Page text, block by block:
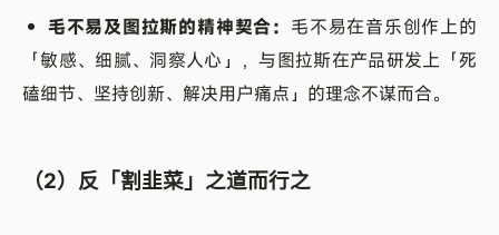
• 毛不易及图拉斯的精神契合： 毛不易在音乐创作上的
「敏感、细腻、洞察人心」，与图拉斯在产品研发上「死
磕细节、坚持创新、解决用户痛点」的理念不谋而合。
（2）反「割韭菜」之道而行之